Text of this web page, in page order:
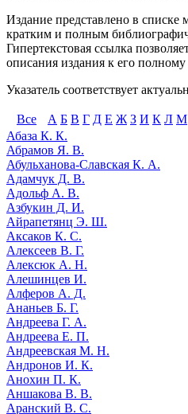
Издание представлено в
кратким и полным
Гипертекстовая ссылка
описания издания к его полному
Указатель соответствует
Все А Б В Г Д Е Ж З И К Л М
Абаза К. К.
Абрамов Я. В.
Абульханова-Славская К. А.
Адамчук Д. В.
Адольф А. В.
Азбукин Д. И.
Айрапетянц Э. Ш.
Аксаков К. С.
Алексеев В. Г.
Алексюк А. Н.
Алешинцев И.
Алферов А. Д.
Ананьев Б. Г.
Андреева Г. А.
Андреева Е. П.
Андреевская М. Н.
Андронов И. К.
Анохин П. К.
Аншакова В. В.
Аранский В. С.